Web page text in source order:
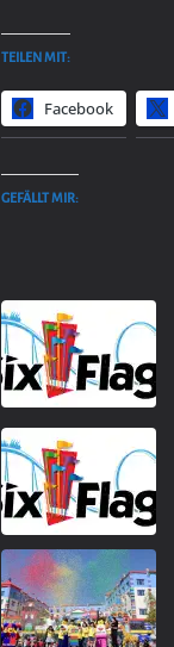
TEILEN MIT:
Facebook
GEFÄLLT MIR: